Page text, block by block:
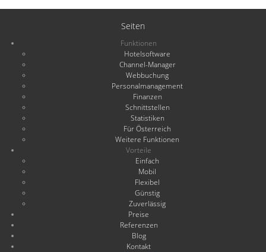
Seiten
Funktionen
Hotelsoftware
Channel-Manager
Webbuchung
Personalmanagement
Finanzen
Schnittstellen
Statistiken
Für Österreich
Weitere Funktionen
Vorteile
Einfach
Mobil
Flexibel
Günstig
Zuverlässig
Preise
Referenzen
Blog
Kontakt